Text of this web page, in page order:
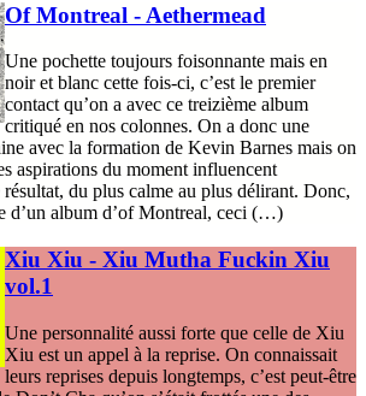
Of Montreal - Aethermead
Une pochette toujours foisonnante mais en
noir et blanc cette fois-ci, c’est le premier
contact qu’on a avec ce treizième album
critiqué en nos colonnes. On a donc une
avec la formation de Kevin Barnes mais on
aspirations du moment influencent
résultat, du plus calme au plus délirant. Donc,
d’un album d’of Montreal, ceci (…)
Xiu Xiu - Xiu Mutha Fuckin Xiu
vol.1
Une personnalité aussi forte que celle de Xiu
Xiu est un appel à la reprise. On connaissait
leurs reprises depuis longtemps, c’est peut-être